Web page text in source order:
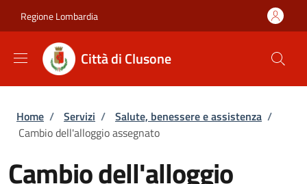
Regione Lombardia
Città di Clusone
Briciole di pane
Home / Servizi / Salute, benessere e assistenza /
Cambio dell'alloggio assegnato
Cambio dell'alloggio